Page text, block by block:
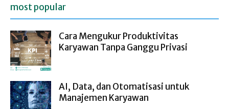
most popular
Cara Mengukur Produktivitas
Karyawan Tanpa Ganggu Privasi
AI, Data, dan Otomatisasi untuk
Manajemen Karyawan